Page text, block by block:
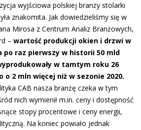
wyjściowa polskiej branży stolarki
znakomita. Jak dowiedzieliśmy się w
Mirosa z Centrum Analiz Branżowych,
– wartość produkcji okien i drzwi w
po raz pierwszy w historii 50 mld
w tamtym roku 26
2 mln więcej niż w sezonie 2020.
CAB nasza branżę czeka w tym
nich wymienił m.in. ceny i dostępność
stopy procentowe i ceny energii,
Na koniec powiało jednak